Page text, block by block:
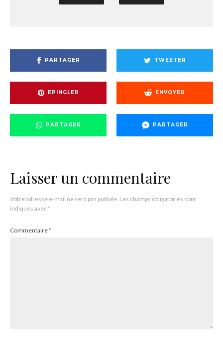
PARTAGER TWEETER
EPINGLER ENVOYER
PARTAGER PARTAGER
Laisser un commentaire
Votre adresse e-mail ne sera pas publiée. Les champs obligatoires sont
indiqués avec*
Commentaire*